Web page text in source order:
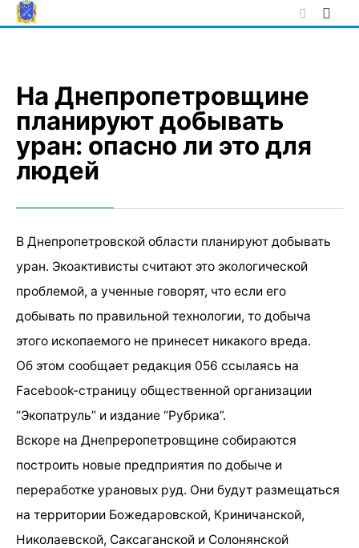
Skip
to
На Днепропетровщине
планируют добывать
уран: опасно ли это для
людей
В Днепропетровской области планируют добывать
уран. Экоактивисты считают это экологической
проблемой, а ученные говорят, что если его
добывать по правильной технологии, то добыча
этого ископаемого не принесет никакого вреда.
Об этом сообщает редакция 056 ссылаясь на
Facebook-страницу общественной организации
“Экопатруль” и издание “Рубрика”.
Вскоре на Днепреропетровщине собираются
построить новые предприятия по добыче и
переработке урановых руд. Они будут размещаться
на территории Божедаровской, Криничанской,
Николаевской, Саксаганской и Солонянской